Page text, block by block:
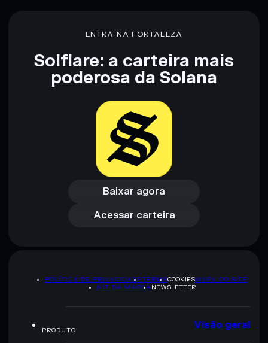
pesquisa. Dados fornecidos pelo rugcheck.xyz.
ENTRA NA FORTALEZA
Solflare: a carteira mais
poderosa da Solana
Baixar agora
Baixar agora
Acessar carteira
Acessar carteira
POLÍTICA DE PRIVACIDADETERMSCOOKIESMAPA DO SITE
KIT DA MARCA NEWSLETTER
PRODUTO Visão geral